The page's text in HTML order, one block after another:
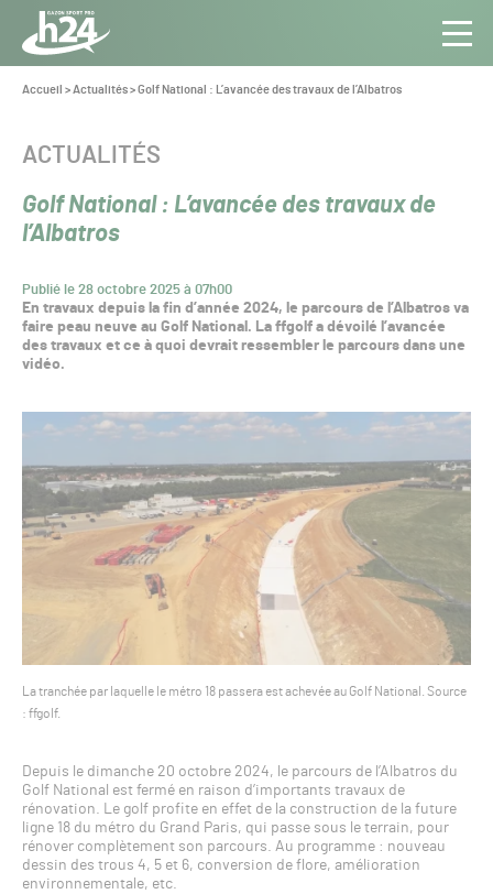
Panneau de gestion des cookies
Aller au contenu
Toute
l’info
Pro
Vous
Accueil >Actualités>Golf National : L’avancée des travaux de l’Albatros
Golf National : L’avancée des travaux de
l’Albatros
Publié le 28 octobre 2025 à 07h00
CATÉGORIE :
ACTUALITÉS
En travaux depuis la fin d’année 2024, le parcours de l’Albatros va
faire peau neuve au Golf National. La ffgolf a dévoilé l’avancée
des travaux et ce à quoi devrait ressembler le parcours dans une
vidéo.
La tranchée par laquelle le métro 18 passera est achevée au Golf National. Source
: ffgolf.
Depuis le dimanche 20 octobre 2024, le parcours de l’Albatros du
Golf National est fermé en raison d’importants travaux de
rénovation. Le golf profite en effet de la construction de la future
ligne 18 du métro du Grand Paris, qui passe sous le terrain, pour
rénover complètement son parcours. Au programme : nouveau
dessin des trous 4, 5 et 6, conversion de flore, amélioration
environnementale, etc.